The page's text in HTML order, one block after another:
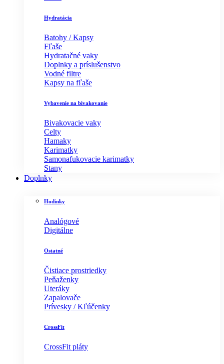
Hydratácia
Batohy / Kapsy
Fľaše
Hydratačné vaky
Doplnky a príslušenstvo
Vodné filtre
Kapsy na fľaše
Vybavenie na bivakovanie
Bivakovacie vaky
Celty
Hamaky
Karimatky
Samonafukovacie karimatky
Stany
Doplnky
Hodinky
Analógové
Digitálne
Ostatné
Čistiace prostriedky
Peňaženky
Uteráky
Zapalovače
Prívesky / Kľúčenky
CrossFit
CrossFit pláty